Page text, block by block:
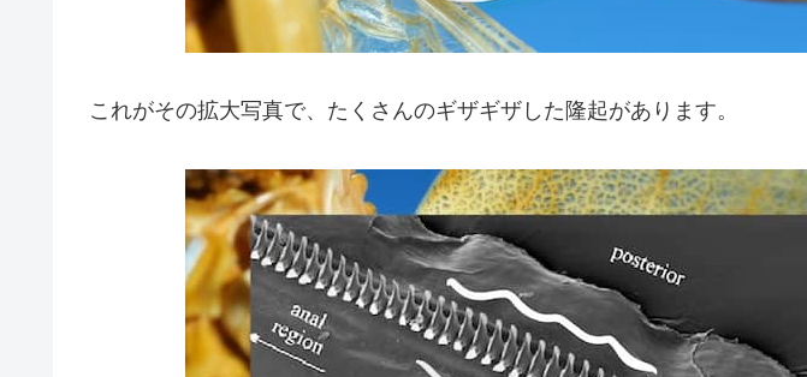
これがその拡大写真で、たくさんのギザギザした隆起があります。